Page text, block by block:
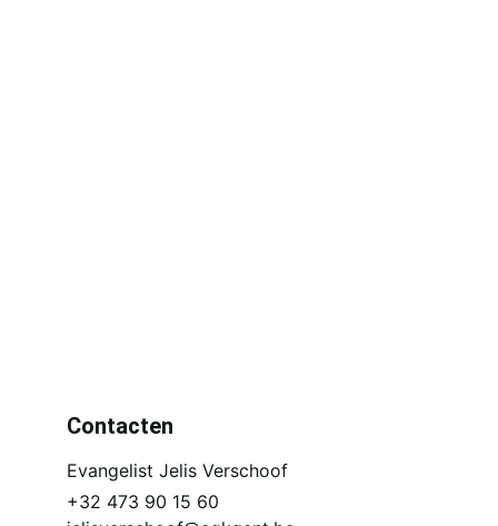
Contacten
+32 473 90 15 60
Evangelist Jelis Verschoof